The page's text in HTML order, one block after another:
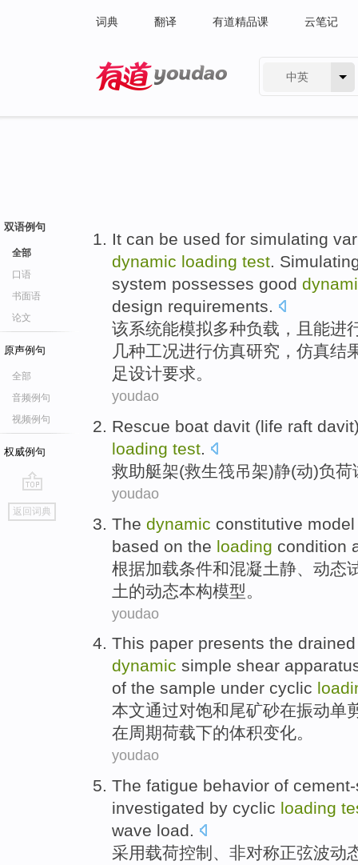
词典 翻译 有道精品课 云笔记
中英
双语例句
全部
口语
书面语
论文
原声例句
全部
音频例句
视频例句
权威例句
go
top
返回词典
It can be used for simulating
dynamic loading test.
system possesses good
design requirements.
该系统能模拟多种负载 ， 且 能进
几种工况进行仿真研究 ，仿真结
足设计要求。
youdao
Rescue boat davit (life raft davit
loading test.
救助艇架(救生筏吊架)静(动)负荷
youdao
The dynamic constitutive model
based on the loading condition
根据加载条件和混凝土静、 动态
土的动态本构模型 。
youdao
This paper presents the drained
dynamic simple shear
of the sample under cyclic
本文通过对饱和尾矿砂在振动单
在周期荷载下的体积变化。
youdao
The fatigue behavior of
investigated by cyclic loading
wave load.
采用载荷控制、 非对称正弦波动